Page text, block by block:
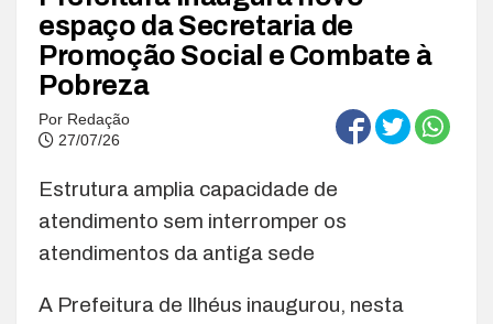
espaço da Secretaria de
Promoção Social e Combate à
Pobreza
Por Redação
27/07/26
Estrutura amplia capacidade de
atendimento sem interromper os
atendimentos da antiga sede
A Prefeitura de Ilhéus inaugurou, nesta